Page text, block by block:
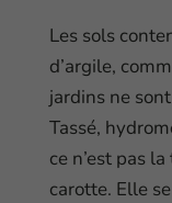
Les sols
d’argile,
jardins ne
Tassé,
ce n’est pas
carotte. Elle